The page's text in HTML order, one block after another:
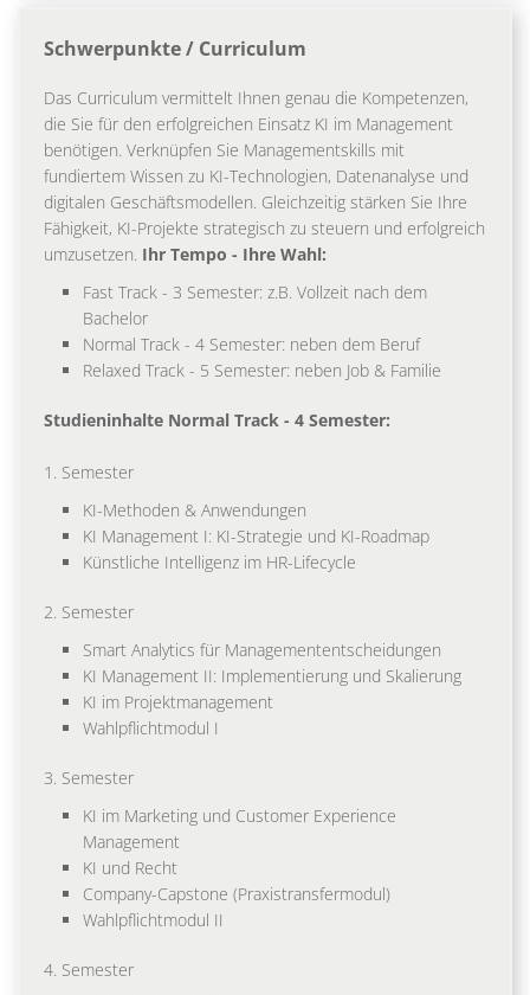
Schwerpunkte / Curriculum
Das Curriculum vermittelt Ihnen genau die Kompetenzen,
die Sie für den erfolgreichen Einsatz KI im Management
benötigen. Verknüpfen Sie Managementskills mit
fundiertem Wissen zu KI-Technologien, Datenanalyse und
digitalen Geschäftsmodellen. Gleichzeitig stärken Sie Ihre
Fähigkeit, KI-Projekte strategisch zu steuern und erfolgreich
umzusetzen. Ihr Tempo - Ihre Wahl:
Fast Track - 3 Semester: z.B. Vollzeit nach dem
Bachelor
Normal Track - 4 Semester: neben dem Beruf
Relaxed Track - 5 Semester: neben Job & Familie
Studieninhalte Normal Track - 4 Semester:
1. Semester
KI-Methoden & Anwendungen
KI Management I: KI-Strategie und KI-Roadmap
Künstliche Intelligenz im HR-Lifecycle
2. Semester
Smart Analytics für Managemententscheidungen
KI Management II: Implementierung und Skalierung
KI im Projektmanagement
Wahlpflichtmodul I
3. Semester
KI im Marketing und Customer Experience
Management
KI und Recht
Company-Capstone (Praxistransfermodul)
Wahlpflichtmodul II
4. Semester